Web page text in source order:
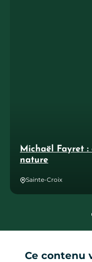
Michaël Fayret
nature
Sainte-Croix
Ce contenu